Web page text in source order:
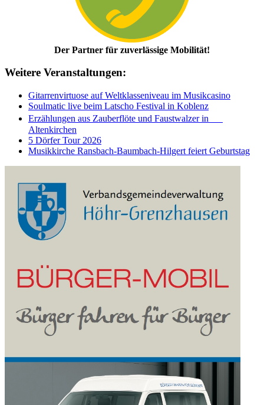
Der Partner für zuverlässige Mobilität!
Weitere Veranstaltungen:
Gitarrenvirtuose auf Weltklasseniveau im Musikcasino
Soulmatic live beim Latscho Festival in Koblenz
Erzählungen aus Zauberflöte und Faustwalzer in
Altenkirchen
5 Dörfer Tour 2026
Musikkirche Ransbach-Baumbach-Hilgert feiert Geburtstag